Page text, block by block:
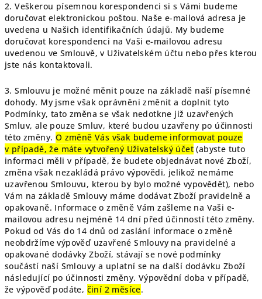
2. Veškerou písemnou korespondenci si s Vámi budeme
doručovat elektronickou poštou. Naše e-mailová adresa je
uvedena u Našich identifikačních údajů. My budeme
doručovat korespondenci na Vaši e-mailovou adresu
uvedenou ve Smlouvě, v Uživatelském účtu nebo přes kterou
jste nás kontaktovali.
3. Smlouvu je možné měnit pouze na základě naší písemné
dohody. My jsme však oprávněni změnit a doplnit tyto
Podmínky, tato změna se však nedotkne již uzavřených
Smluv, ale pouze Smluv, které budou uzavřeny po účinnosti
této změny. O změně Vás však budeme informovat pouze
v případě, že máte vytvořený Uživatelský účet (abyste tuto
informaci měli v případě, že budete objednávat nové Zboží,
změna však nezakládá právo výpovědi, jelikož nemáme
uzavřenou Smlouvu, kterou by bylo možné vypovědět), nebo
Vám na základě Smlouvy máme dodávat Zboží pravidelně a
opakovaně. Informace o změně Vám zašleme na Vaši e-
mailovou adresu nejméně 14 dní před účinností této změny.
Pokud od Vás do 14 dnů od zaslání informace o změně
neobdržíme výpověď uzavřené Smlouvy na pravidelné a
opakované dodávky Zboží, stávají se nové podmínky
součástí naší Smlouvy a uplatní se na další dodávku Zboží
následující po účinnosti změny. Výpovědní doba v případě,
že výpověď podáte, činí 2 měsíce.